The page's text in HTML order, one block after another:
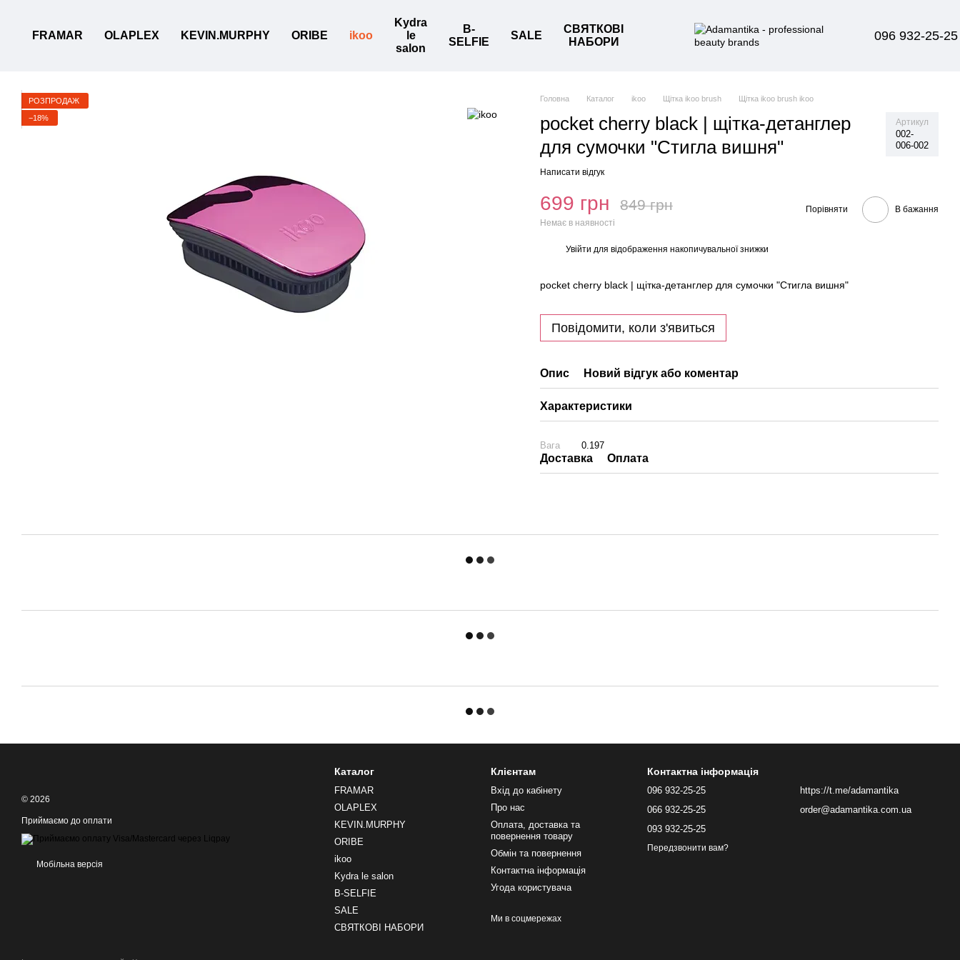
FRAMAR OLAPLEX KEVIN.MURPHY ORIBE ikoo
Kydra
le
salon
B-
SELFIE
SALE
СВЯТКОВІ
НАБОРИ
096 932-25-25
РОЗПРОДАЖ
−18%
Головна Каталог ikoo Щітка ikoo brush Щітка ikoo brush ikoo
pocket cherry black | щітка-детанглер
для сумочки "Стигла вишня"
Артикул
002-
006-002
Написати відгук
699 грн 849 грн
Немає в наявності
Порівняти В бажання
Увійти для відображення накопичувальної знижки
pocket cherry black | щітка-детанглер для сумочки "Стигла вишня"
Повідомити, коли з'явиться
Опис Новий відгук або коментар
Характеристики
Вага 0.197
Доставка Оплата
© 2026
Приймаємо до оплати
Мобільна версія
Каталог
FRAMAR
OLAPLEX
KEVIN.MURPHY
ORIBE
ikoo
Kydra le salon
B-SELFIE
SALE
СВЯТКОВІ НАБОРИ
Клієнтам
Вхід до кабінету
Про нас
Оплата, доставка та
повернення товару
Обмін та повернення
Контактна інформація
Угода користувача
Ми в соцмережах
Контактна інформація
096 932-25-25
066 932-25-25
093 932-25-25
Передзвонити вам?
https://t.me/adamantika
order@adamantika.com.ua